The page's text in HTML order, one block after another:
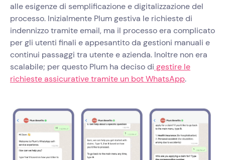
alle esigenze di semplificazione e digitalizzazione del
processo. Inizialmente Plum gestiva le richieste di
indennizzo tramite email, ma il processo era complicato
per gli utenti finali e appesantito da gestioni manuali e
continui passaggi tra utente e azienda. Inoltre non era
scalabile; per questo Plum ha deciso di gestire le
richieste assicurative tramite un bot WhatsApp.